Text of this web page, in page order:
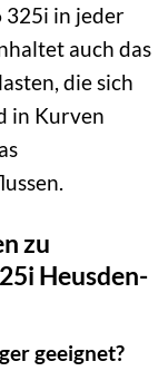
325i in jeder
auch das
die sich
in Kurven
zu
Heusden-
geeignet?